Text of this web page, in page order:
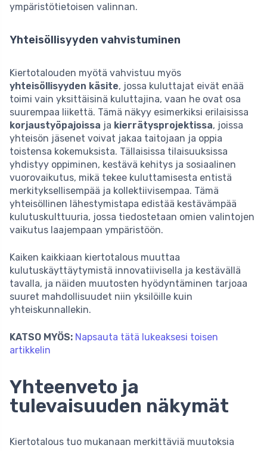
ympäristötietoisen valinnan.
Yhteisöllisyyden vahvistuminen
Kiertotalouden myötä vahvistuu myös
yhteisöllisyyden käsite, jossa kuluttajat eivät enää
toimi vain yksittäisinä kuluttajina, vaan he ovat osa
suurempaa liikettä. Tämä näkyy esimerkiksi erilaisissa
korjaustyöpajoissa ja kierrätysprojektissa, joissa
yhteisön jäsenet voivat jakaa taitojaan ja oppia
toistensa kokemuksista. Tällaisissa tilaisuuksissa
yhdistyy oppiminen, kestävä kehitys ja sosiaalinen
vuorovaikutus, mikä tekee kuluttamisesta entistä
merkityksellisempää ja kollektiivisempaa. Tämä
yhteisöllinen lähestymistapa edistää kestävämpää
kulutuskulttuuria, jossa tiedostetaan omien valintojen
vaikutus laajempaan ympäristöön.
Kaiken kaikkiaan kiertotalous muuttaa
kulutuskäyttäytymistä innovatiivisella ja kestävällä
tavalla, ja näiden muutosten hyödyntäminen tarjoaa
suuret mahdollisuudet niin yksilöille kuin
yhteiskunnallekin.
KATSO MYÖS: Napsauta tätä lukeaksesi toisen
artikkelin
Yhteenveto ja
tulevaisuuden näkymät
Kiertotalous tuo mukanaan merkittäviä muutoksia